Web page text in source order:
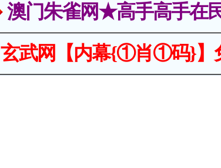
澳门朱雀网★高手高手在
玄武网【内幕{①肖①码}】